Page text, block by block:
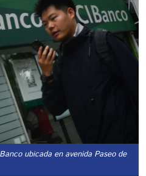
ubicada en avenida Paseo de